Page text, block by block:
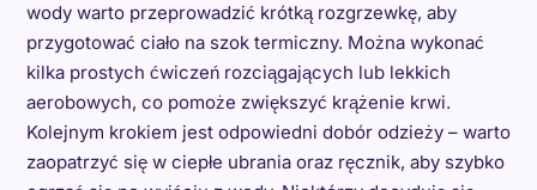
wody warto przeprowadzić krótką rozgrzewkę, aby
przygotować ciało na szok termiczny. Można wykonać
kilka prostych ćwiczeń rozciągających lub lekkich
aerobowych, co pomoże zwiększyć krążenie krwi.
Kolejnym krokiem jest odpowiedni dobór odzieży – warto
zaopatrzyć się w ciepłe ubrania oraz ręcznik, aby szybko